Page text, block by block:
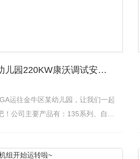
成都金牛区某幼儿园220KW康沃调试安装完成
运往金牛区某幼儿园，让我们一起
！公司主要产品有：135系列、自动